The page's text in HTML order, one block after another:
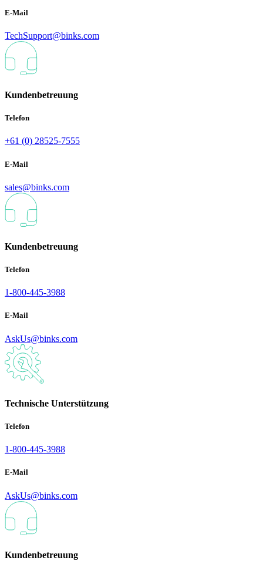
E-Mail
TechSupport@binks.com
Kundenbetreuung
Telefon
+61 (0) 28525-7555
E-Mail
sales@binks.com
Kundenbetreuung
Telefon
1-800-445-3988
E-Mail
AskUs@binks.com
Technische Unterstützung
Telefon
1-800-445-3988
E-Mail
AskUs@binks.com
Kundenbetreuung